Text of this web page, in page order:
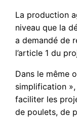
La production
niveau que la
a demandé de
l’article 1 du
Dans le même
simplification
faciliter les
de poulets, de